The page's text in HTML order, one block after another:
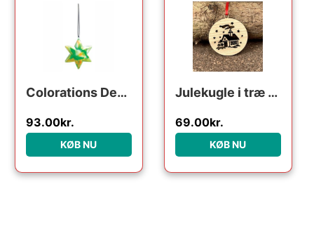
Colorations Decorate your own Christmas Star Pendant Set of 12 pieces
93.00kr.
KØB NU
Julekugle i træ – Julehus
69.00kr.
KØB NU